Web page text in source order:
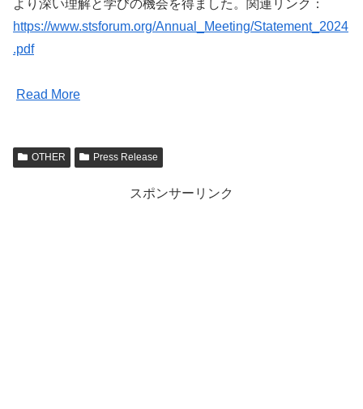
より深い理解と学びの機会を得ました。関連リンク：
https://www.stsforum.org/Annual_Meeting/Statement_2024
.pdf
Read More
OTHER Press Release
スポンサーリンク